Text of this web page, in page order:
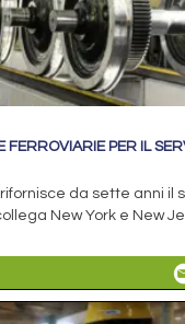
FERROVIARIE PER IL
rifornisce da sette anni il
New York e New